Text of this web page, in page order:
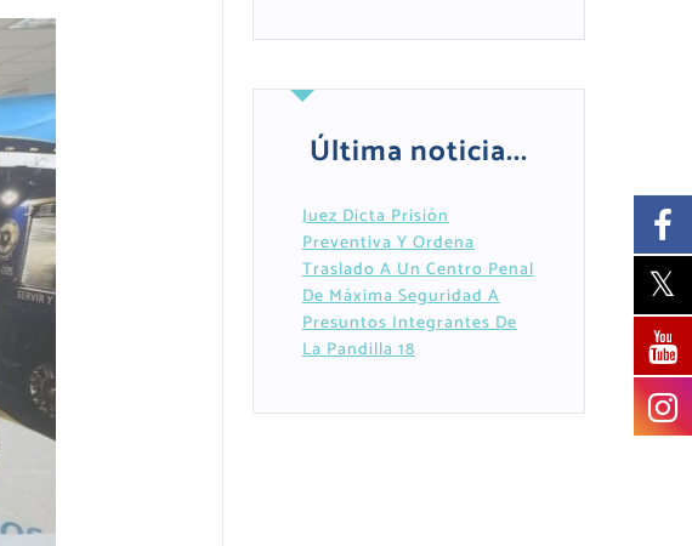
Última noticia...
Juez Dicta Prisión
Preventiva Y Ordena
Traslado A Un Centro Penal
De Máxima Seguridad A
Presuntos Integrantes De
La Pandilla 18